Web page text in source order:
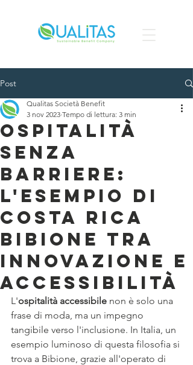
Post
Ospitalità
senza
barriere:
l'esempio di
Costa Rica
Bibione tra
Innovazione e
Accessibilità
Qualitas Società Benefit
3 nov 2023 Tempo di lettura: 3 min
L'ospitalità accessibile non è solo una
frase di moda, ma un impegno
tangibile verso l'inclusione. In Italia, un
esempio luminoso di questa filosofia si
trova a Bibione, grazie all'operato di